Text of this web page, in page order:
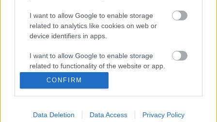
I want to allow Google to enable storage
related to analytics like cookies on web or
device identifiers in apps.
I want to allow Google to enable storage
related to functionality of the website or app.
related to personalization.
I want to allow Google to enable storage
CONFIRM
Data Deletion Data Access Privacy Policy
Ajánlott bejegyzések:
Rögtön dupla premierrel kezdi az új
évadot a Radnóti